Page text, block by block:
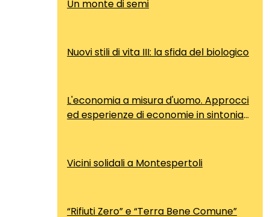
Un monte di semi
Nuovi stili di vita III: la sfida del biologico
L'economia a misura d'uomo. Approcci
ed esperienze di economie in sintonia
Vicini solidali a Montespertoli
“Rifiuti Zero” e “Terra Bene Comune”